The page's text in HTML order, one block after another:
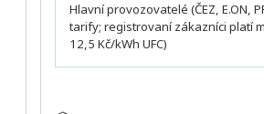
Hlavní provozovatelé (ČEZ, E.ON,
tarify; registrovaní zákazníci platí
12,5 Kč/kWh UFC)